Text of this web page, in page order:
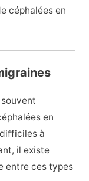
céphalées en
en
à
il existe
entre ces types